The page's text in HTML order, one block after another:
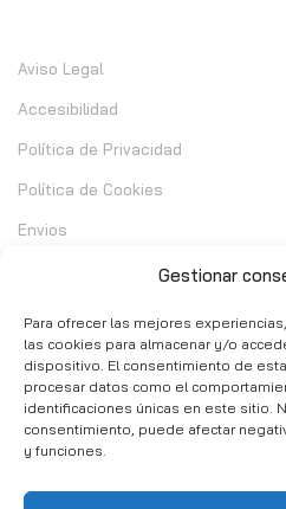
Gestionar
Para ofrecer las mejores
las cookies para almacenar y/o
dispositivo. El consentimiento de
procesar datos como el
identificaciones únicas en este sitio.
consentimiento, puede afectar
y funciones.
Aviso Legal
Accesibilidad
Política de Privacidad
Política de Cookies
Envios
Contacto
C/ Telera de Cortijo Chico 14